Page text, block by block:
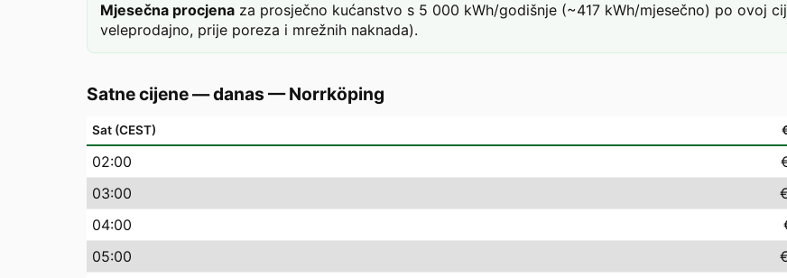
Mjesečna procjena za prosječno kućanstvo s 5 000 kWh/godišnje (~417 kWh/mjesečno) po ovoj
veleprodajno, prije poreza i mrežnih naknada).
Satne cijene — danas —Norrköping
Sat (CEST)
02:00
03:00
04:00
05:00